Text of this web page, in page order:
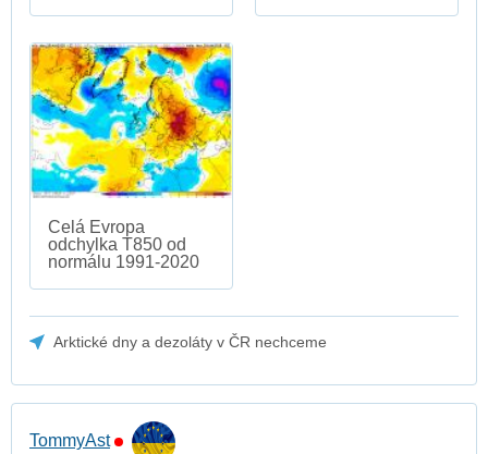
Celá Evropa
odchylka T850 od
normálu 1991-2020
Arktické dny a dezoláty v ČR nechceme
TommyAst